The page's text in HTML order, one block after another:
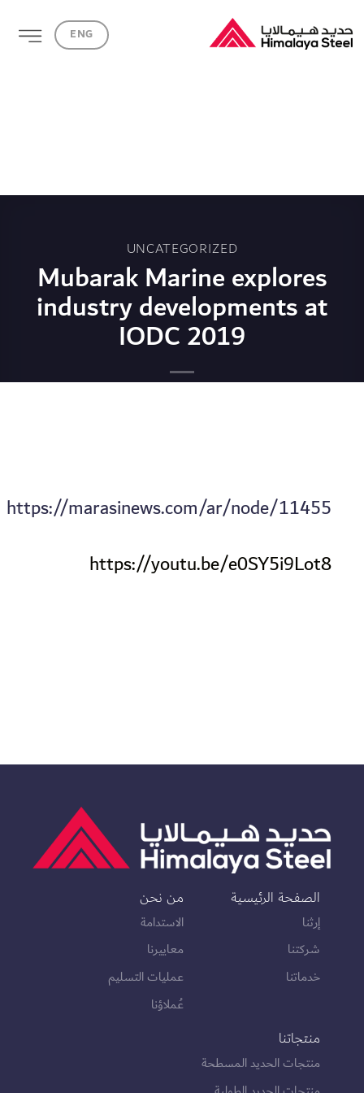
to
ENG
UNCATEGORIZED
Mubarak Marine explores
industry developments at
IODC 2019
https://marasinews.com/ar/node/11455
https://youtu.be/e0SY5i9Lot8
الصفحة الرئيسية
إرثنا
شركتنا
خدماتنا
من نحن
الاستدامة
معاييرنا
عمليات التسليم
عُملاؤنا
منتجاتنا
منتجات الحديد المسطحة